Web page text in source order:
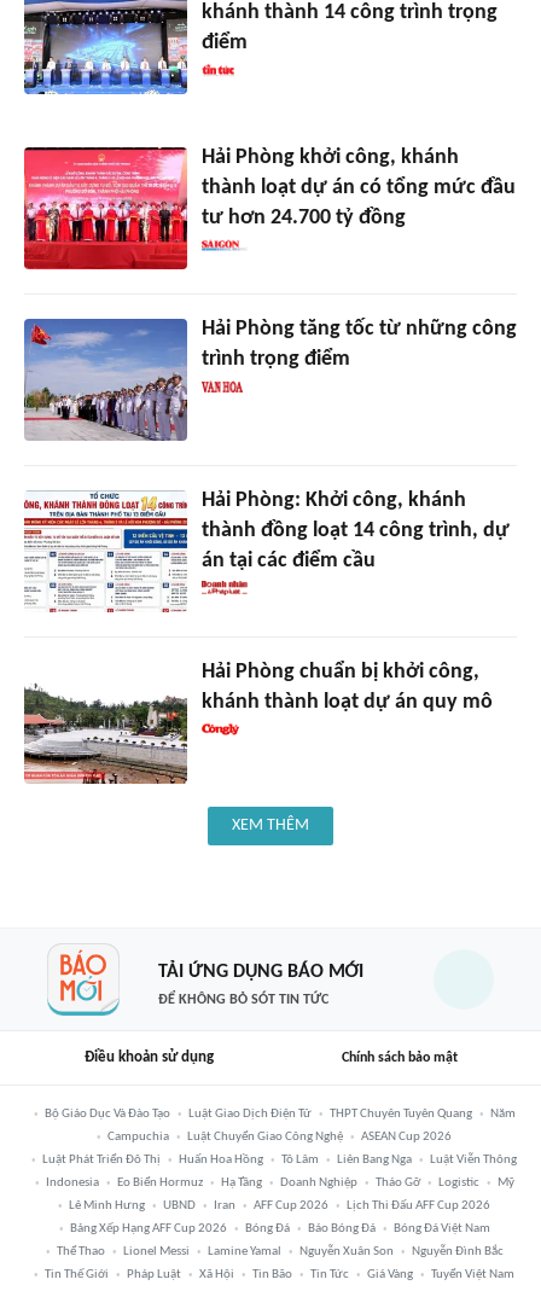
khánh thành 14 công trình trọng
điểm
Hải Phòng khởi công, khánh
thành loạt dự án có tổng mức đầu
tư hơn 24.700 tỷ đồng
Hải Phòng tăng tốc từ những công
trình trọng điểm
Hải Phòng: Khởi công, khánh
thành đồng loạt 14 công trình, dự
án tại các điểm cầu
Hải Phòng chuẩn bị khởi công,
khánh thành loạt dự án quy mô
XEM THÊM
TẢI ỨNG DỤNG BÁO MỚI
ĐỂ KHÔNG BỎ SÓT TIN TỨC
Điều khoản sử dụng Chính sách bảo mật
Bộ Giáo Dục Và Đào Tạo Luật Giao Dịch Điện Tử THPT Chuyên Tuyên Quang
Năm
Campuchia
Luật Chuyển Giao Công Nghệ
ASEAN Cup 2026
Luật Phát Triển Đô Thị
Huấn Hoa Hồng Tô Lâm Liên Bang Nga
Luật Viễn Thông
Indonesia
Eo Biển Hormuz Hạ Tầng Doanh Nghiệp Tháo Gỡ Logistic
Mỹ
Lê Minh Hưng
UBND Iran AFF Cup 2026
Lịch Thi Đấu AFF Cup 2026
Bảng Xếp Hạng AFF Cup 2026
Bóng Đá Báo Bóng Đá
Bóng Đá Việt Nam
Thể Thao
Lionel Messi Lamine Yamal Nguyễn Xuân Son
Nguyễn Đình Bắc
Tin Thế Giới
Pháp Luật Xã Hội Tin Bão Tin Tức Giá Vàng
Tuyển Việt Nam